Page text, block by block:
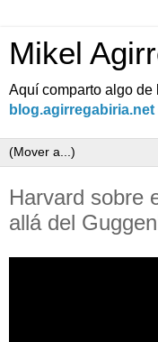
Mikel
Aquí comparto algo de
Harvard sobre
allá del